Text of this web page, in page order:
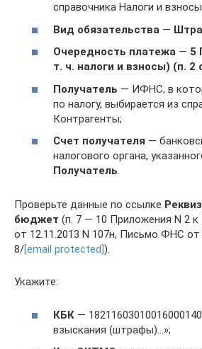
справочника Налоги и
Вид обязательства —
Очередность платежа — 5
т. ч. налоги и взносы) (п. 2
Получатель — ИФНС, в
по налогу, выбирается из
Контрагенты;
Счет получателя —
налогового органа,
Получатель.
Проверьте данные по ссылке
бюджет (п. 7 — 10 Приложения N 2
от 12.11.2013 N 107н, Письмо ФНС от
8/[email protected]).
Укажите:
КБК —
взыскания (штрафы)…»;